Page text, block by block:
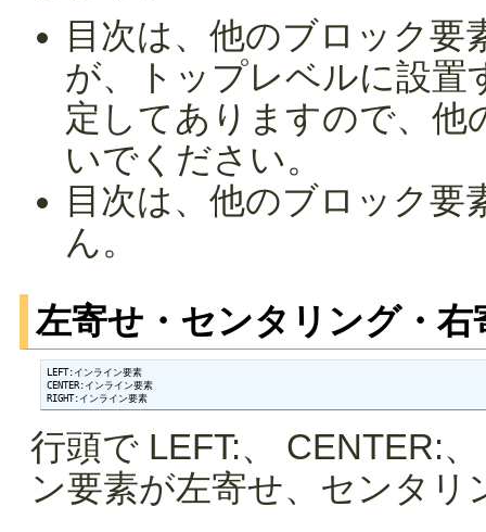
目次は、他のブロック
が、トップレベルに設置
定してありますので、他
いでください。
目次は、他のブロック
ん。
左寄せ・センタリング・右
LEFT:インライン要素
CENTER:インライン要素
RIGHT:インライン要素
行頭で LEFT:、 CENTER:
ン要素が左寄せ、センタ